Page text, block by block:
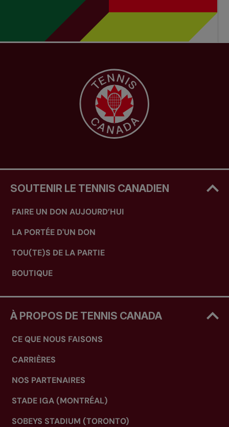
SOUTENIR LE TENNIS CANADIEN
FAIRE UN DON AUJOURD’HUI
LA PORTÉE D'UN DON
TOU(TE)S DE LA PARTIE
BOUTIQUE
À PROPOS DE TENNIS CANADA
CE QUE NOUS FAISONS
CARRIÈRES
NOS PARTENAIRES
STADE IGA (MONTRÉAL)
SOBEYS STADIUM (TORONTO)